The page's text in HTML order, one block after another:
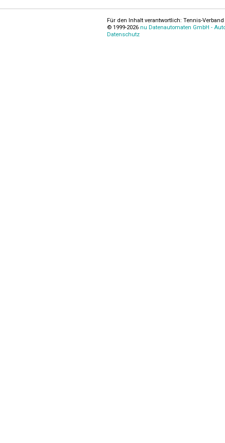
Für den Inhalt verantwortlich: Tennis-
© 1999-2026 nu Datenautomaten GmbH -
Datenschutz